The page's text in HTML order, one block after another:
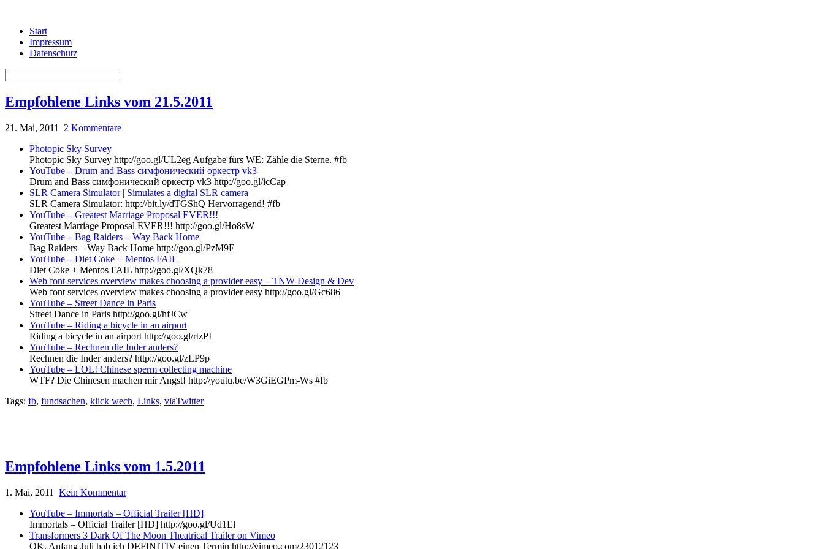
Start
Impressum
Datenschutz
Empfohlene Links vom 21.5.2011
21. Mai, 2011
2 Kommentare
Photopic Sky Survey
Photopic Sky Survey http://goo.gl/UL2eg Aufgabe fürs WE: Zähle die Sterne. #fb
YouTube – ‪Drum and Bass симфонический оркестр vk3‬‏
Drum and Bass симфонический оркестр vk3 http://goo.gl/icCap
SLR Camera Simulator | Simulates a digital SLR camera
SLR Camera Simulator: http://bit.ly/dTGShQ Hervorragend! #fb
YouTube – ‪Greatest Marriage Proposal EVER!!!‬‏
Greatest Marriage Proposal EVER!!! http://goo.gl/Ho8sW
YouTube – ‪Bag Raiders – Way Back Home‬‏
Bag Raiders – Way Back Home http://goo.gl/PzM9E
YouTube – ‪Diet Coke + Mentos FAIL‬‏
Diet Coke + Mentos FAIL http://goo.gl/XQk78
Web font services overview makes choosing a provider easy – TNW Design & Dev
Web font services overview makes choosing a provider easy http://goo.gl/Gc686
YouTube – ‪Street Dance in Paris‬‏
Street Dance in Paris http://goo.gl/hfJCw
YouTube – ‪Riding a bicycle in an airport‬‏
Riding a bicycle in an airport http://goo.gl/rtzPI
YouTube – Rechnen die Inder anders?
Rechnen die Inder anders? http://goo.gl/zLP9p
YouTube – LOL! Chinese sperm collecting machine
WTF? Die Chinesen machen mir Angst! http://youtu.be/W3GiEGPm-Ws #fb
Tags: fb, fundsachen, klick wech, Links, viaTwitter
Empfohlene Links vom 1.5.2011
1. Mai, 2011
Kein Kommentar
YouTube – Immortals – Official Trailer [HD]
Immortals – Official Trailer [HD] http://goo.gl/Ud1El
Transformers 3 Dark Of The Moon Theatrical Trailer on Vimeo
OK, Anfang Juli hab ich DEFINITIV einen Termin http://vimeo.com/23012123